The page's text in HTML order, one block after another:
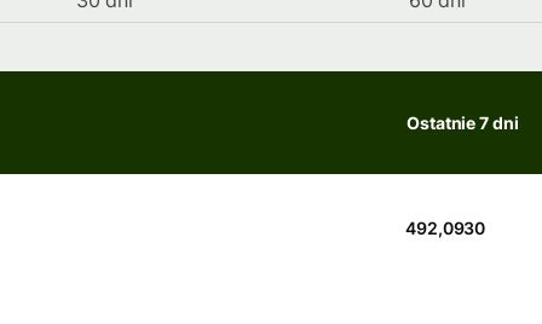
Ostatnie 7 dni
492,0930